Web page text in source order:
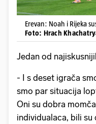
Erevan: Noah i Rijeka
Foto: Hrach
Jedan od
- I s deset igrača
smo par situacija
Oni su dobra
individualaca, bili